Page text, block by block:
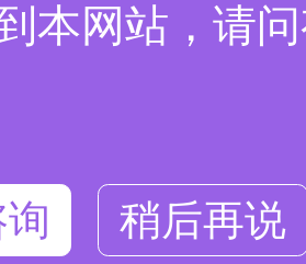
本网站，请
稍后再说